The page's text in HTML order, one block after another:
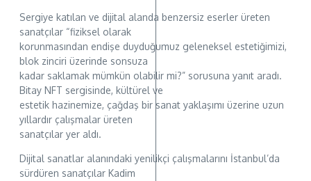
Sergiye katılan ve dijital alanda benzersiz eserler üreten
sanatçılar “fiziksel olarak
korunmasından endişe duyduğumuz geleneksel estetiğimizi,
blok zinciri üzerinde sonsuza
kadar saklamak mümkün olabilir mi?” sorusuna yanıt aradı.
Bitay NFT sergisinde, kültürel ve
estetik hazinemize, çağdaş bir sanat yaklaşımı üzerine uzun
yıllardır çalışmalar üreten
sanatçılar yer aldı.
Dijital sanatlar alanındaki yenilikçi çalışmalarını İstanbul’da
sürdüren sanatçılar Kadim